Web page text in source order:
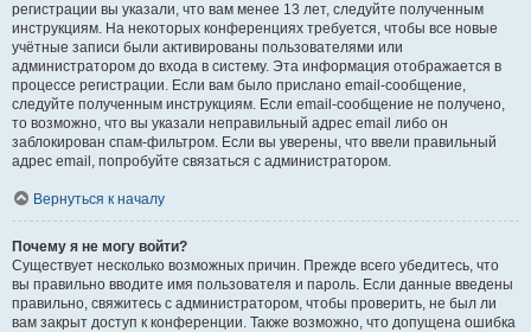
регистрации вы указали, что вам менее 13 лет, следуйте полученным
инструкциям. На некоторых конференциях требуется, чтобы все новые
учётные записи были активированы пользователями или
администратором до входа в систему. Эта информация отображается в
процессе регистрации. Если вам было прислано email-сообщение,
следуйте полученным инструкциям. Если email-сообщение не получено,
то возможно, что вы указали неправильный адрес email либо он
заблокирован спам-фильтром. Если вы уверены, что ввели правильный
адрес email, попробуйте связаться с администратором.
Вернуться к началу
Почему я не могу войти?
Существует несколько возможных причин. Прежде всего убедитесь, что
вы правильно вводите имя пользователя и пароль. Если данные введены
правильно, свяжитесь с администратором, чтобы проверить, не был ли
вам закрыт доступ к конференции. Также возможно, что допущена ошибка